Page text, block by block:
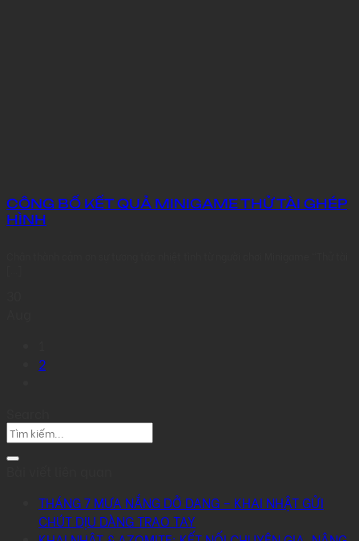
CÔNG BỐ KẾT QUẢ MINIGAME THỬ TÀI GHÉP
HÌNH
2
THÁNG 7 MƯA NẮNG DỞ DANG – KHAI NHẬT GỬI
CHÚT DỊU DÀNG TRAO TAY